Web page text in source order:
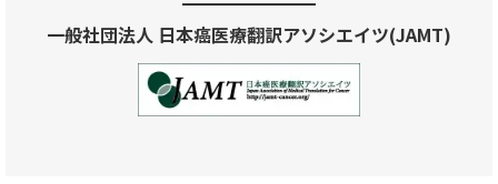
一般社団法人 日本癌医療翻訳アソシエイツ(JAMT)